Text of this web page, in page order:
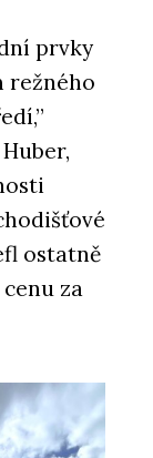
prvky
režného
ostatně
za